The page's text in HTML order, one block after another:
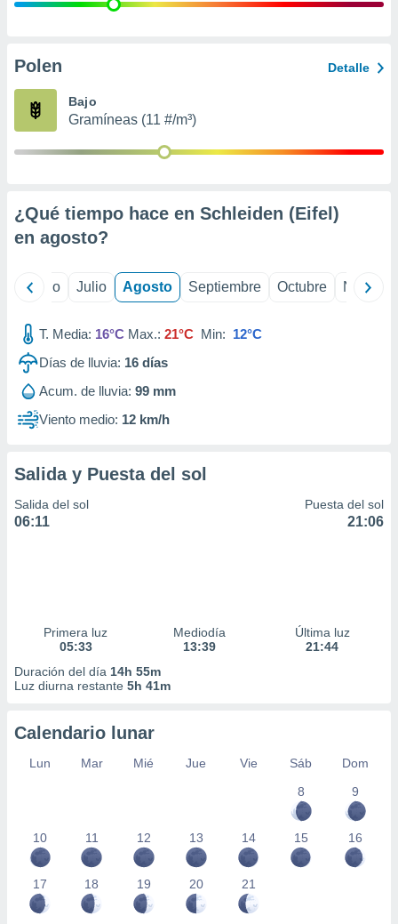
e
publicidad
Polen Detalle
Bajo
Gramíneas (11 #/m³)
¿Qué tiempo hace en Schleiden (Eifel)
en agosto?
Junio Julio Agosto Septiembre Octubre
T. Media: 16°C Max.: 21°C Min: 12°C
Días de lluvia: 16 días
Acum. de lluvia: 99 mm
Viento medio: 12 km/h
Salida y Puesta del sol
Salida del sol
06:11
Puesta del sol
21:06
Primera luz
05:33
Mediodía
13:39
Última luz
21:44
Duración del día 14h 55m
Luz diurna restante 5h 41m
Calendario lunar
Lun Mar Mié Jue Vie Sáb
Dom
8
9
10 11 12 13 14 15 16
17 18 19 20 21